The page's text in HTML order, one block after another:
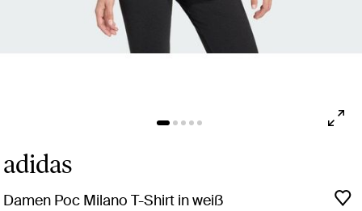
adidas
Damen Poc Milano T-Shirt in weiß